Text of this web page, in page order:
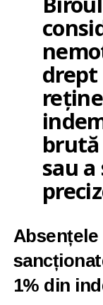
drept
sau
1% din